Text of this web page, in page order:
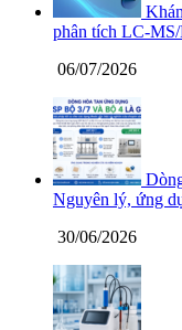
phân tích LC-
06/07/2026
Nguyên lý, ứng
30/06/2026